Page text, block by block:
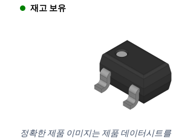
재고 보유
정확한 제품 이미지는 제품 데이터시트